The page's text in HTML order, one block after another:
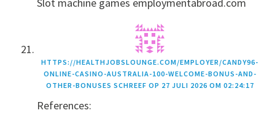
HTTPS://HEALTHJOBSLOUNGE.COM/EMPLOYER/CANDY96-
ONLINE-CASINO-AUSTRALIA-100-WELCOME-BONUS-AND-
OTHER-BONUSES SCHREEF OP 27 JULI 2026 OM 02:24:17
References: